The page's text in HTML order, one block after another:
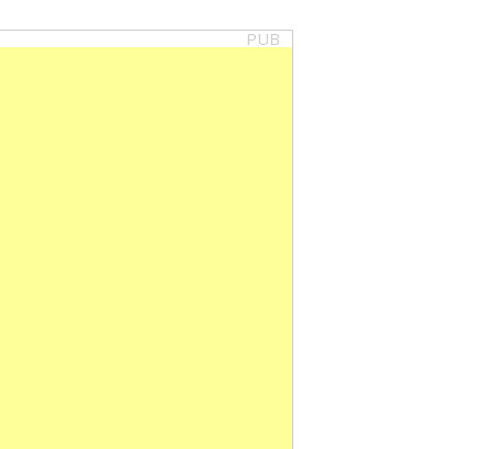
PUB